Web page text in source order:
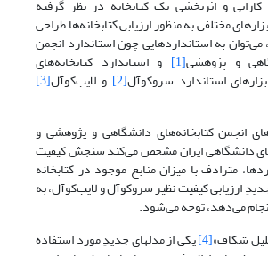
و اثربخشی یک کتابخانه در نظر گرفته
مختلفی به منظور ارزیابی کتابخانه‌ها طراحی
به استانداردهایی چون استاندارد انجمن
و پژوهشی[1] و استاندارد کتابخانه‌های
استاندارد سروکوآل[2] و لایب‌کوآل[3]
انجمن کتابخانه‌های دانشگاهی و پژوهشی و
دانشگاهی ایران مشخص می‌کند سنجش کیفیت
مترادف با میزان منابع موجود در کتابخانه
ارزیابی کیفیت نظیر سروکوآل و لایب‌کوآل، به
می‌دهد، توجه می‌شود.
شکاف»[4] یکی از مدلهای جدیدِ مورد استفاده